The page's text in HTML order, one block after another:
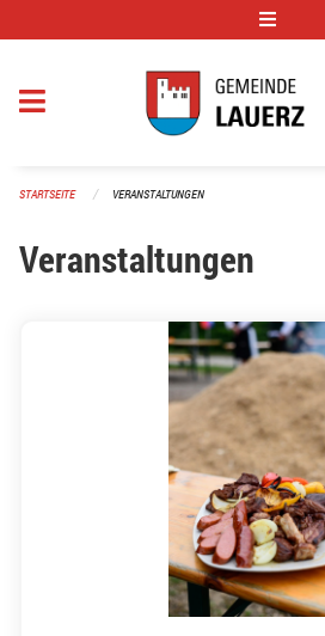
STARTSEITE VERANSTALTUNGEN
Veranstaltungen